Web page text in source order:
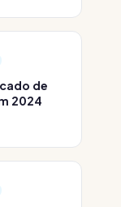
de
2024